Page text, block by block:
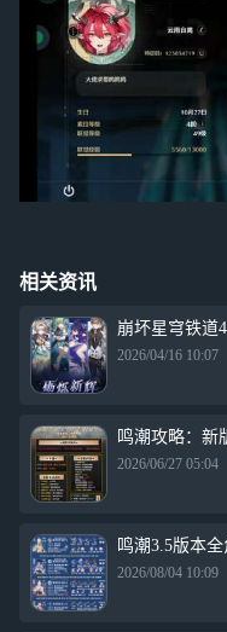
相关资讯
崩坏星穹铁道
2026/04/16 10:07
鸣潮攻略：新
2026/06/27 05:04
鸣潮3.5版本
2026/08/04 10:09